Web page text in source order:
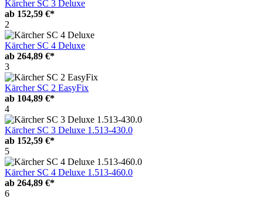
Kärcher SC 3 Deluxe
ab 152,59 €*
2
Kärcher SC 4 Deluxe
ab 264,89 €*
3
Kärcher SC 2 EasyFix
ab 104,89 €*
4
Kärcher SC 3 Deluxe 1.513-430.0
ab 152,59 €*
5
Kärcher SC 4 Deluxe 1.513-460.0
ab 264,89 €*
6